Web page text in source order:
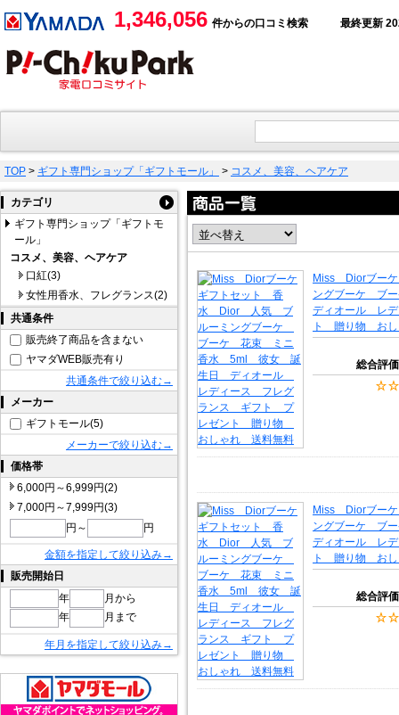
1,346,056 件からの口コミ検索 最終更新
TOP > ギフト専門ショップ「ギフトモール」 > コスメ、美容、ヘアケア
カテゴリ
ギフト専門ショップ「ギフトモ
ール」
コスメ、美容、ヘアケア
口紅(3)
女性用香水、フレグランス(2)
共通条件
販売終了商品を含まない
ヤマダWEB販売有り
共通条件で絞り込む→
メーカー
ギフトモール(5)
メーカーで絞り込む→
価格帯
6,000円～6,999円(2)
7,000円～7,999円(3)
円～
円
金額を指定して絞り込み→
販売開始日
年
月から
年
月まで
年月を指定して絞り込み→
Miss Diorブー
ングブーケ
ディオール レ
ト 贈り物 お
総合評価
Miss Diorブー
ングブーケ
ディオール レ
ト 贈り物 お
総合評価